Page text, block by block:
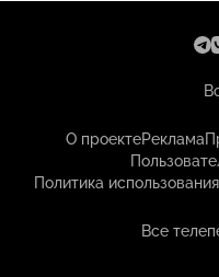
О проектеРеклама
Политика
Все